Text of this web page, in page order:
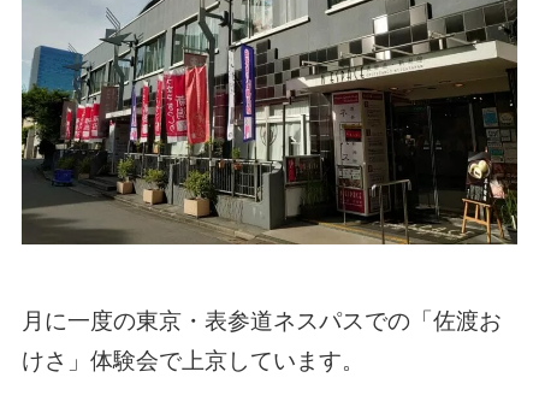
月に一度の東京・表参道ネスパスでの「佐渡お
けさ」体験会で上京しています。